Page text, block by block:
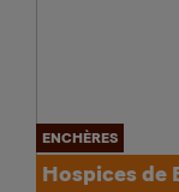
ENCHÈRES
Hospices de